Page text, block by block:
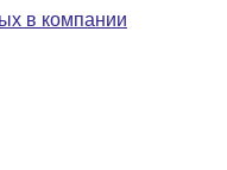
в компании